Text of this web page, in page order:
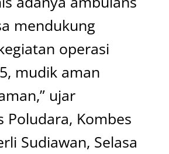
mendukung
operasi
mudik aman
ujar
Poludara, Kombes
Sudiawan, Selasa